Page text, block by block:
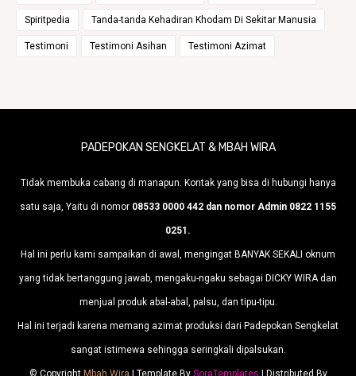
Spiritpedia Tanda-tanda Kehadiran Khodam Di Sekitar Manusia
Testimoni Testimoni Asihan Testimoni Azimat
PADEPOKAN SENGKELAT & MBAH WIRA
Tidak membuka cabang di manapun. Kontak yang bisa di hubungi hanya
satu saja, Yaitu di nomor 08533 0000 442 dan nomor Admin 0822 1155
0251.
Hal ini perlu kami sampaikan di awal, mengingat BANYAK SEKALI oknum
yang tidak bertanggung jawab, mengaku-ngaku sebagai DICKY WIRA dan
menjual produk abal-abal, palsu, dan tipu-tipu.
Hal ini terjadi karena memang azimat produksi dari Padepokan Sengkelat
sangat istimewa sehingga seringkali dipalsukan.